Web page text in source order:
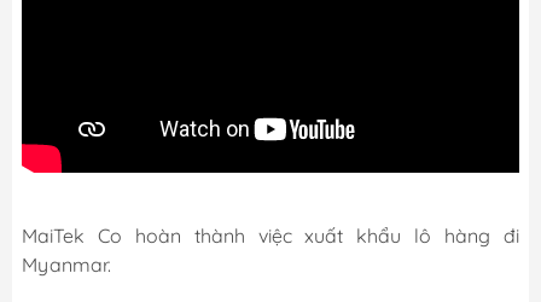
MaiTek Co hoàn thành việc xuất khẩu lô hàng đi
Myanmar.